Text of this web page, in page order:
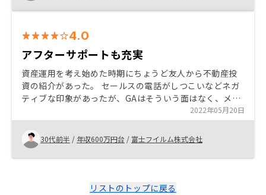
4.0
アフターサポートも充実
資産運用を考え始めた時期にちょうど友人から不動産投
資の紹介があった。 セールスの電話がしつこいなどネガ
ティブな印象があったが、GAはそういう面はなく、メリ
ットデメリットをしっかりとお話しいただけ、またアフ
ターサポートも充実しているので安心して運用できると
思えた。
2022年05月20日
30代前半 / 年収600万円台 / 富士フイルム株式会社
リストのトップに戻る